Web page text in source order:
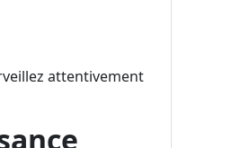
attentivement